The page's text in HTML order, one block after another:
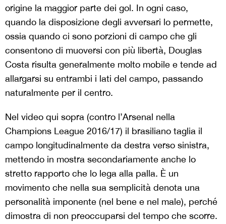
origine la maggior parte dei gol. In ogni caso,
quando la disposizione degli avversari lo permette,
ossia quando ci sono porzioni di campo che gli
consentono di muoversi con più libertà, Douglas
Costa risulta generalmente molto mobile e tende ad
allargarsi su entrambi i lati del campo, passando
naturalmente per il centro.
Nel video qui sopra (contro l’Arsenal nella
Champions League 2016/17) il brasiliano taglia il
campo longitudinalmente da destra verso sinistra,
mettendo in mostra secondariamente anche lo
stretto rapporto che lo lega alla palla. È un
movimento che nella sua semplicità denota una
personalità imponente (nel bene e nel male), perché
dimostra di non preoccuparsi del tempo che scorre.